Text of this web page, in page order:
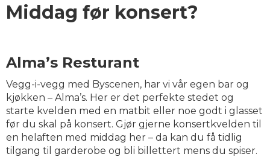
Middag før konsert?
Alma’s Resturant
Vegg-i-vegg med Byscenen, har vi vår egen bar og
kjøkken – Alma’s. Her er det perfekte stedet og
starte kvelden med en matbit eller noe godt i glasset
før du skal på konsert. Gjør gjerne konsertkvelden til
en helaften med middag her – da kan du få tidlig
tilgang til garderobe og bli billettert mens du spiser.